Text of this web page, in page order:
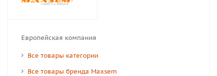
Европейская компания
Все товары категории
Все товары бренда Maxsem